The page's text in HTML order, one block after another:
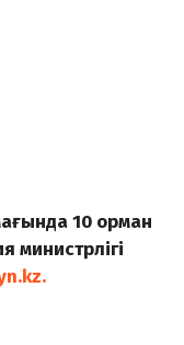
10 орман
министрлігі